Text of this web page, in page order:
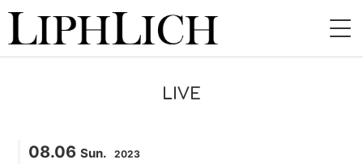
LIVE
LIVE
08.06 Sun. 2023